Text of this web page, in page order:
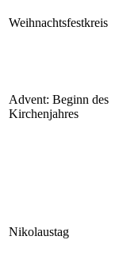
Weihnachtsfestkreis
Advent: Beginn des
Kirchenjahres
Nikolaustag